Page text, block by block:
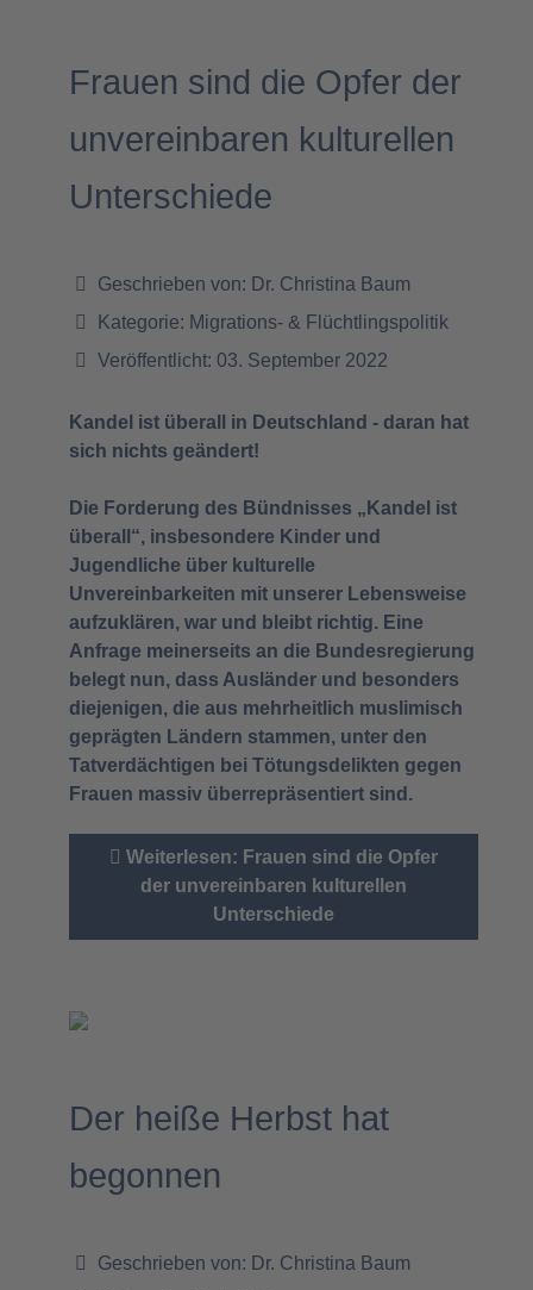
Frauen sind die Opfer der
unvereinbaren kulturellen
Unterschiede
Geschrieben von: Dr. Christina Baum
Kategorie: Migrations- & Flüchtlingspolitik
Veröffentlicht: 03. September 2022
Kandel ist überall in Deutschland - daran hat
sich nichts geändert!
Die Forderung des Bündnisses „Kandel ist
überall“, insbesondere Kinder und
Jugendliche über kulturelle
Unvereinbarkeiten mit unserer Lebensweise
aufzuklären, war und bleibt richtig. Eine
Anfrage meinerseits an die Bundesregierung
belegt nun, dass Ausländer und besonders
diejenigen, die aus mehrheitlich muslimisch
geprägten Ländern stammen, unter den
Tatverdächtigen bei Tötungsdelikten gegen
Frauen massiv überrepräsentiert sind.
Weiterlesen: Frauen sind die Opfer
der unvereinbaren kulturellen
Unterschiede
Der heiße Herbst hat
begonnen
Geschrieben von: Dr. Christina Baum